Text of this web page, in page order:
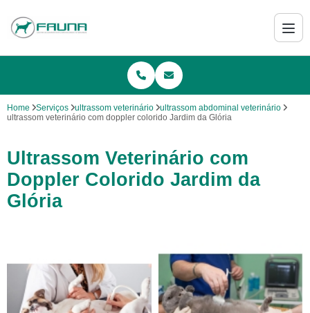
Home Serviços ultrassom veterinário
ultrassom abdominal veterinário
ultrassom veterinário com doppler colorido Jardim da Glória
Ultrassom Veterinário com
Doppler Colorido Jardim da
Glória